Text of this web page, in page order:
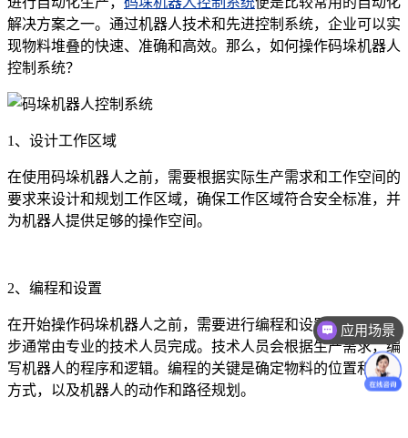
解决方案之一。通过机器人技术和先进控制系统，企业可以实
现物料堆叠的快速、准确和高效。那么，如何操作码垛机器人
控制系统？
1、设计工作区域
在使用码垛机器人之前，需要根据实际生产需求和工作空间的
要求来设计和规划工作区域，确保工作区域符合安全标准，并
为机器人提供足够的操作空间。
2、编程和设置
在开始操作码垛机器人之前，需要进行编程和设置工作，这一
步通常由专业的技术人员完成。技术人员会根据生产需求，编
写机器人的程序和逻辑。编程的关键是确定物料的位置和堆叠
方式，以及机器人的动作和路径规划。
应用场景